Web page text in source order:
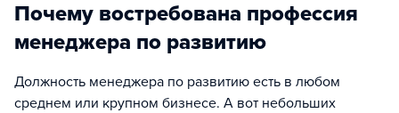
Почему востребована профессия
менеджера по развитию
Должность менеджера по развитию есть в любом
среднем или крупном бизнесе. А вот небольших